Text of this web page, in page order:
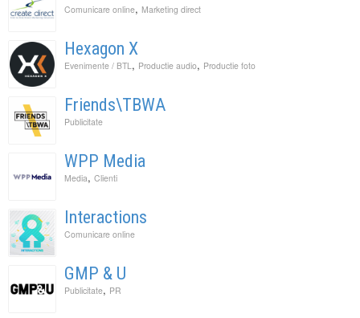
Comunicare online, Marketing direct
Hexagon X
Evenimente / BTL , Productie audio, Productie foto
Friends\TBWA
Publicitate
WPP Media
Media, Clienti
Interactions
Comunicare online
GMP & U
Publicitate, PR